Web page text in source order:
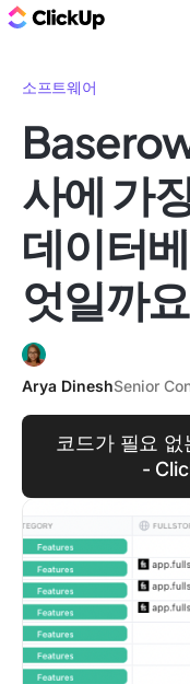
소프트웨어
사에 가
데이터
엇일까
Arya DineshSenior
코드가 필요
-